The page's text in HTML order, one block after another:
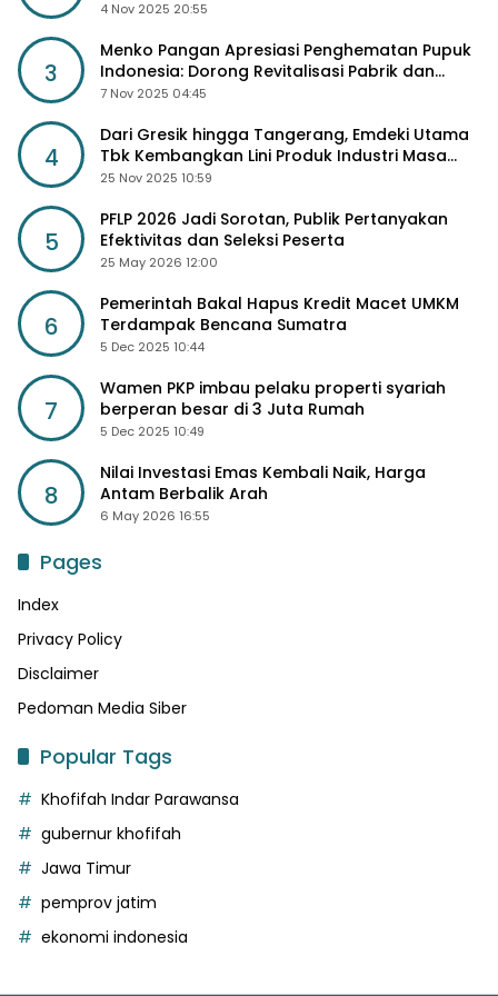
Sosial Lebih Besar
4 Nov 2025 20:55
3
Menko Pangan Apresiasi Penghematan Pupuk
Indonesia: Dorong Revitalisasi Pabrik dan
Diskon Harga Pupuk
7 Nov 2025 04:45
4
Dari Gresik hingga Tangerang, Emdeki Utama
Tbk Kembangkan Lini Produk Industri Masa
Depan
25 Nov 2025 10:59
5
PFLP 2026 Jadi Sorotan, Publik Pertanyakan
Efektivitas dan Seleksi Peserta
25 May 2026 12:00
6
Pemerintah Bakal Hapus Kredit Macet UMKM
Terdampak Bencana Sumatra
5 Dec 2025 10:44
7
Wamen PKP imbau pelaku properti syariah
berperan besar di 3 Juta Rumah
5 Dec 2025 10:49
8
Nilai Investasi Emas Kembali Naik, Harga
Antam Berbalik Arah
6 May 2026 16:55
Pages
Index
Privacy Policy
Disclaimer
Pedoman Media Siber
Popular Tags
Khofifah Indar Parawansa
gubernur khofifah
Jawa Timur
pemprov jatim
ekonomi indonesia